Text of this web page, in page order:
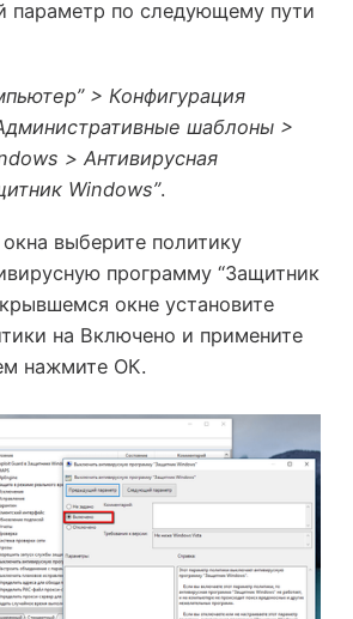
параметр по следующему пути
> Конфигурация
шаблоны >
> Антивирусная
Windows”.
выберите политику
программу “Защитник
окне установите
на Включено и примените
нажмите ОК.